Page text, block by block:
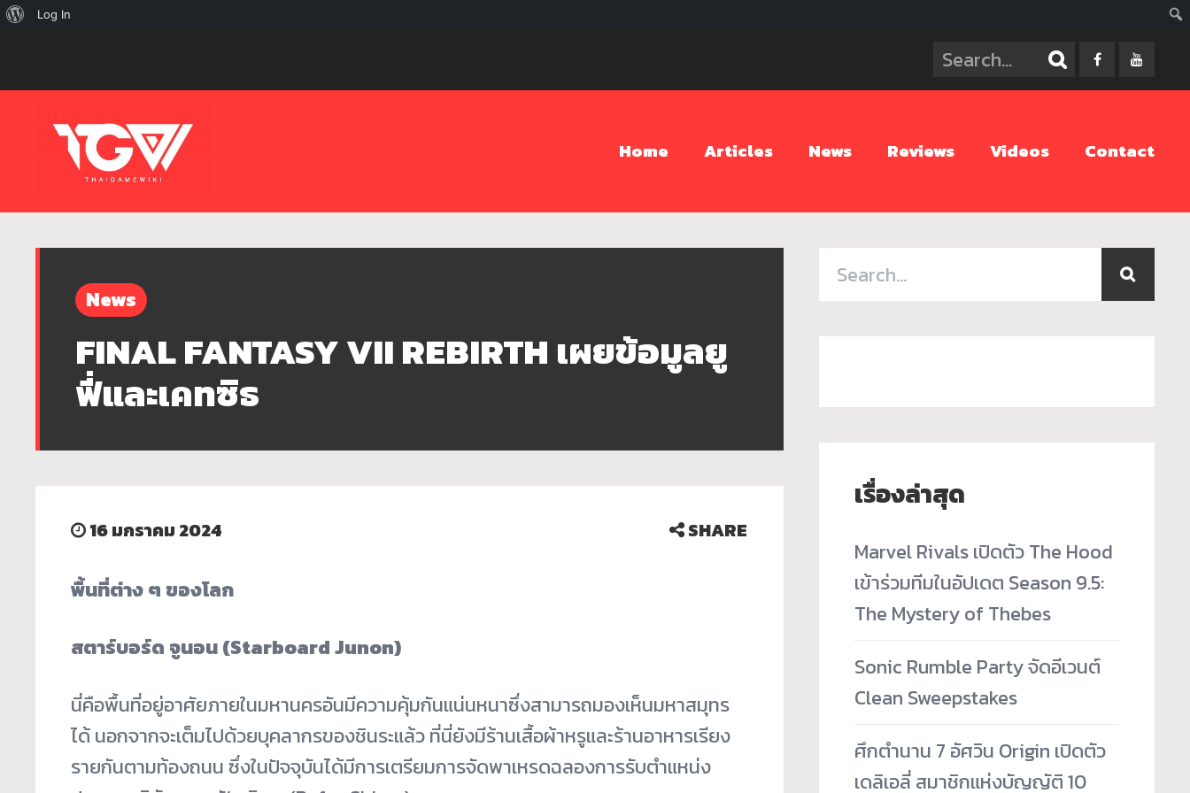
Home Articles News Reviews Videos Contact
News
FINAL FANTASY VII REBIRTH เผยข้อมูลยู
ฟี่และเคทซิธ
16 มกราคม 2024 SHARE
พื้นที่ต่าง ๆ ของโลก
สตาร์บอร์ด จูนอน (Starboard Junon)
นี่คือพื้นที่อยู่อาศัยภายในมหานครอันมีความคุ้มกันแน่นหนาซึ่งสามารถมองเห็นมหาสมุทร
ได้ นอกจากจะเต็มไปด้วยบุคลากรของชินระแล้ว ที่นี่ยังมีร้านเสื้อผ้าหรูและร้านอาหารเรียง
รายกันตามท้องถนน ซึ่งในปัจจุบันได้มีการเตรียมการจัดพาเหรดฉลองการรับตำแหน่ง
เรื่องล่าสุด
Marvel Rivals เปิดตัว The Hood
เข้าร่วมทีมในอัปเดต Season 9.5:
The Mystery of Thebes
Sonic Rumble Party จัดอีเวนต์
Clean Sweepstakes
ศึกตำนาน 7 อัศวิน Origin เปิดตัว
เดลิเอลี่ สมาชิกแห่งบัญญัติ 10
เกี่ยวLog In